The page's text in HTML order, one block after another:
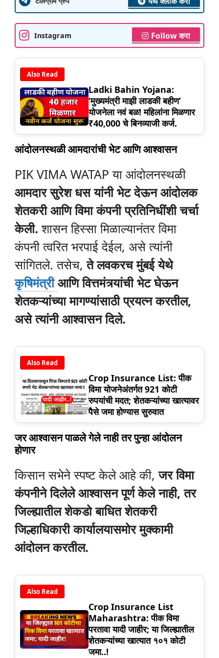
Instagram Follow करा
Also Read
Ladki Bahin Yojana:
‘मुख्यमंत्री माझी लाडकी बहीण’
योजनेला नवं बळ! महिलांना मिळणार
₹40,000 चे बिनव्याजी कर्ज.
आंदोलनस्थळी आमदारांची भेट आणि आश्वासन
PIK VIMA WATAP या आंदोलनस्थळी
आमदार सुरेश धस यांनी भेट देऊन आंदोलक
शेतकरी आणि विमा कंपनी प्रतिनिधींशी चर्चा
केली. शासन हिस्सा मिळाल्यानंतर विमा
कंपनी त्वरित भरपाई देईल, असे त्यांनी
सांगितले. तसेच,ते लवकरच मुंबई येथे
कृषिमंत्रीआणि वित्तमंत्र्यांची भेट घेऊन
शेतकऱ्यांच्या मागण्यांसाठी प्रयत्न करतील,
असे त्यांनी आश्वासन दिले.
Also Read
Crop Insurance List: पीक
विमा योजनेअंतर्गत 921 कोटी
रुपयांची मदत; शेतकऱ्यांच्या खात्यावर
पैसे जमा होण्यास सुरुवात
जर आश्वासन पाळले गेले नाही तर पुन्हा आंदोलन
होणार
किसान सभेने स्पष्ट केले आहे की,जर विमा
कंपनीने दिलेले आश्वासन पूर्ण केले नाही, तर
जिल्ह्यातील शेकडो बाधित शेतकरी
जिल्हाधिकारी कार्यालयासमोर मुक्कामी
आंदोलन करतील.
Also Read
Crop Insurance List
Maharashtra: पीक विमा
परतावा यादी जाहीर; या जिल्ह्यातील
शेतकऱ्यांच्या खात्यात १०१ कोटी
जमा..!